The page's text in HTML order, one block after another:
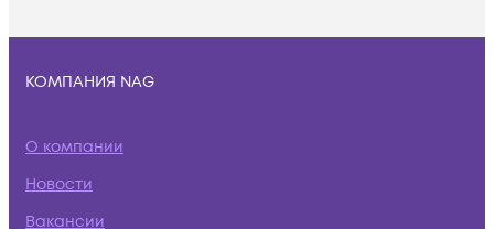
КОМПАНИЯ NAG
О компании
Новости
Вакансии